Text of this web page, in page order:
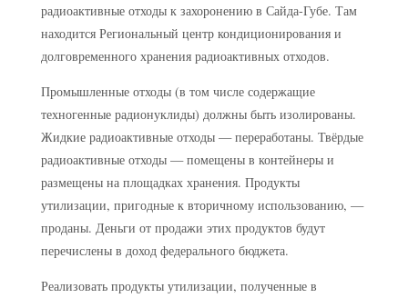
радиоактивные отходы к захоронению в Сайда-Губе. Там
находится Региональный центр кондиционирования и
долговременного хранения радиоактивных отходов.
Промышленные отходы (в том числе содержащие
техногенные радионуклиды) должны быть изолированы.
Жидкие радиоактивные отходы — переработаны. Твёрдые
радиоактивные отходы — помещены в контейнеры и
размещены на площадках хранения. Продукты
утилизации, пригодные к вторичному использованию, —
проданы. Деньги от продажи этих продуктов будут
перечислены в доход федерального бюджета.
Реализовать продукты утилизации, полученные в